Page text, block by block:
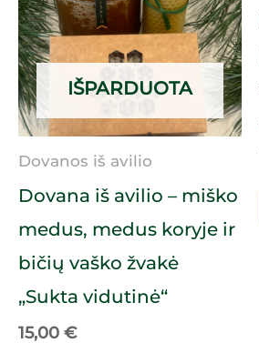
IŠPARDUOTA
Dovanos iš avilio
Dovana iš avilio – miško
medus, medus koryje ir
bičių vaško žvakė
„Sukta vidutinė“
15,00 €